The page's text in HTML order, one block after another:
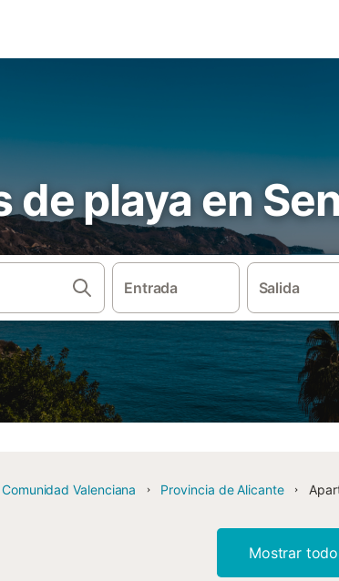
de playa en
Entrada Salida
Comunidad Valenciana Provincia de Alicante
Mostrar